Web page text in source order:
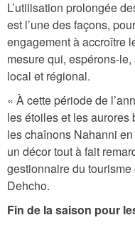
L’utilisation prolongée
est l’une des façons,
engagement à accroître
mesure qui, espérons-
local et régional.
« À cette période de
les étoiles et les
les chaînons Nahanni
un décor tout à fait
gestionnaire du
Dehcho.
Fin de la saison pour